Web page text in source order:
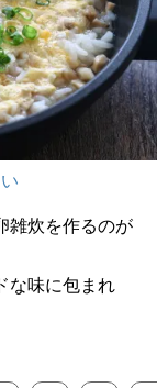
雑炊を作るのが
な味に包まれ